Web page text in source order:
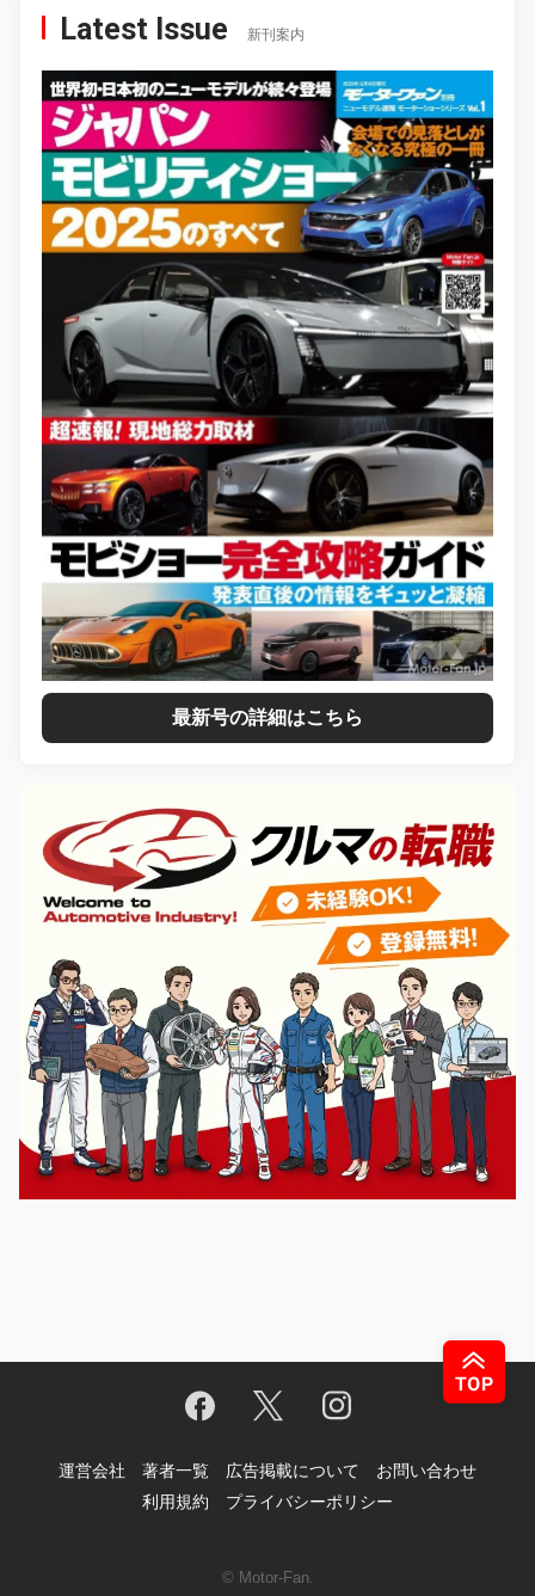
Latest Issue 新刊案内
最新号の詳細はこちら
運営会社 著者一覧 広告掲載について
お問い合わせ
利用規約
プライバシーポリシー
© Motor-Fan.